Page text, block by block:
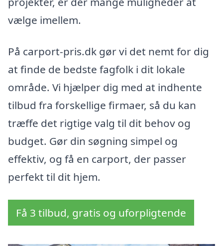
vælge imellem.
På carport-pris.dk gør vi det nemt for dig
at finde de bedste fagfolk i dit lokale
område. Vi hjælper dig med at indhente
tilbud fra forskellige firmaer, så du kan
træffe det rigtige valg til dit behov og
budget. Gør din søgning simpel og
effektiv, og få en carport, der passer
perfekt til dit hjem.
Få 3 tilbud, gratis og uforpligtende